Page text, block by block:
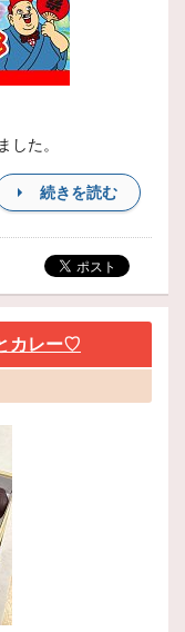
した。
続きを読む
カレー♡